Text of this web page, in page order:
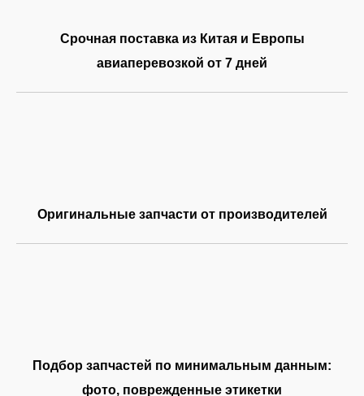
Срочная поставка из Китая и Европы
авиаперевозкой от 7 дней
Оригинальные запчасти от производителей
Подбор запчастей по минимальным данным:
фото, поврежденные этикетки